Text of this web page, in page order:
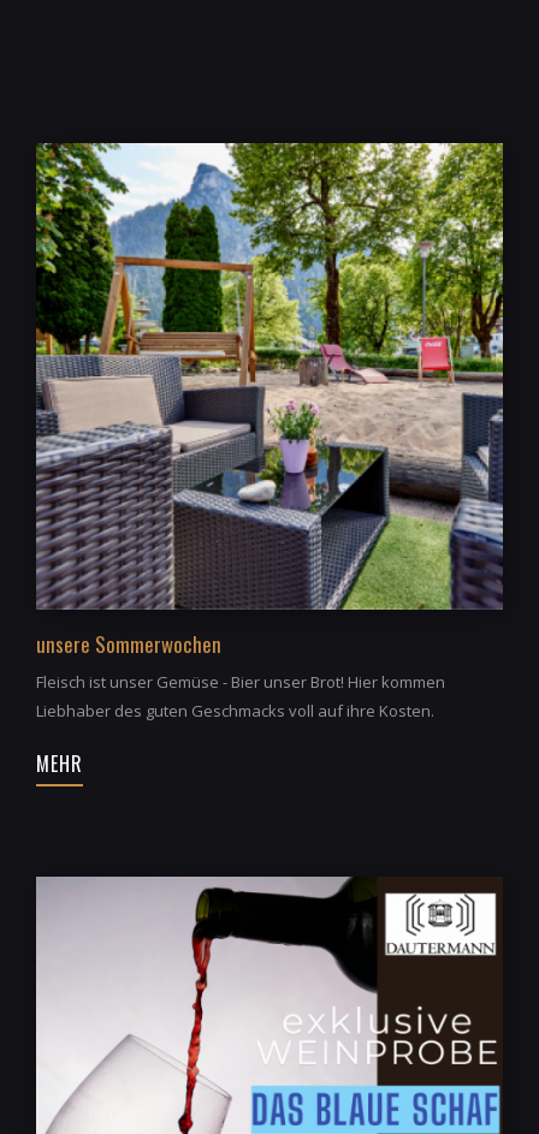
unsere Sommerwochen
Fleisch ist unser Gemüse - Bier unser Brot! Hier kommen
Liebhaber des guten Geschmacks voll auf ihre Kosten.
MEHR